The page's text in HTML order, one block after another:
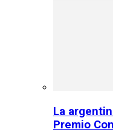
La
Premio